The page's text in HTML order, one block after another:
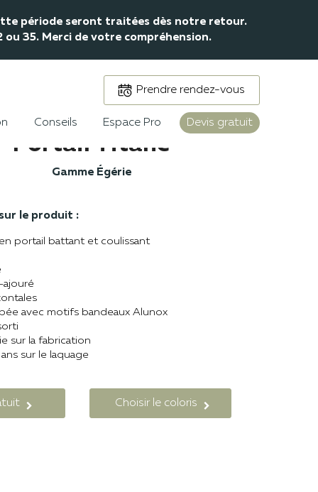
période seront traitées dès notre retour.
35. Merci de votre compréhension.
Prendre rendez-vous
Conseils Espace Pro Devis gratuit
Portail Titane
Gamme Égérie
le produit :
portail battant et coulissant
ajouré
avec motifs bandeaux Alunox
sur la fabrication
sur le laquage
Choisir le coloris